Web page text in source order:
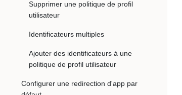
Supprimer une politique de profil
utilisateur
Identificateurs multiples
Ajouter des identificateurs à une
politique de profil utilisateur
Configurer une redirection d'app par